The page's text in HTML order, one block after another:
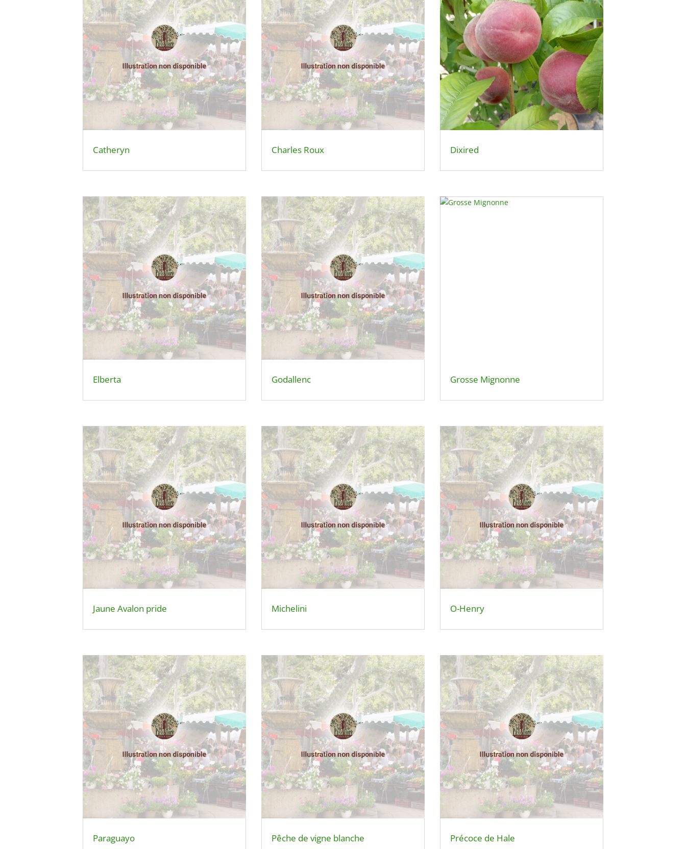
Catheryn
Elberta
Jaune Avalon pride
Paraguayo
Charles Roux
Godallenc
Michelini
Pêche de vigne blanche
Dixired
Grosse Mignonne
O-Henry
Précoce de Hale